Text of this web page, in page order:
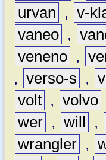
urvan
, v-
vaneo ,
veneno ,
, verso-s ,
volt , volvo
wer , will ,
wrangler ,